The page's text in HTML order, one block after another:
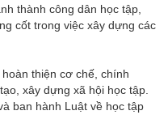
thành công dân học tập,
cốt trong việc xây dựng các
thiện cơ chế, chính
xây dựng xã hội học tập.
ban hành Luật về học tập